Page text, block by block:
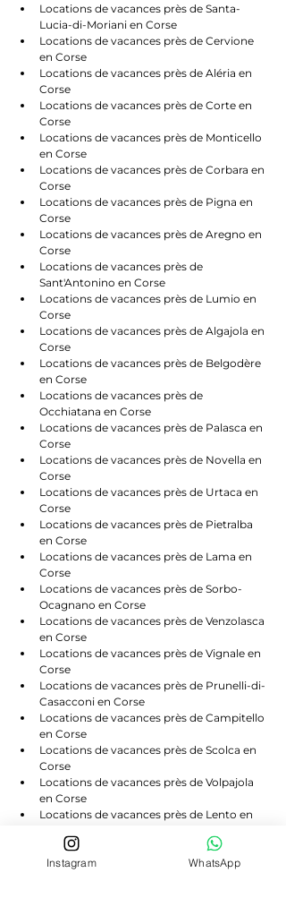
Locations de vacances près de Santa-
Lucia-di-Moriani en Corse
Locations de vacances près de Cervione
en Corse
Locations de vacances près de Aléria en
Corse
Locations de vacances près de Corte en
Corse
Locations de vacances près de Monticello
en Corse
Locations de vacances près de Corbara en
Corse
Locations de vacances près de Pigna en
Corse
Locations de vacances près de Aregno en
Corse
Locations de vacances près de
Sant'Antonino en Corse
Locations de vacances près de Lumio en
Corse
Locations de vacances près de Algajola en
Corse
Locations de vacances près de Belgodère
en Corse
Locations de vacances près de
Occhiatana en Corse
Locations de vacances près de Palasca en
Corse
Locations de vacances près de Novella en
Corse
Locations de vacances près de Urtaca en
Corse
Locations de vacances près de Pietralba
en Corse
Locations de vacances près de Lama en
Corse
Locations de vacances près de Sorbo-
Ocagnano en Corse
Locations de vacances près de Venzolasca
en Corse
Locations de vacances près de Vignale en
Corse
Locations de vacances près de Prunelli-di-
Casacconi en Corse
Locations de vacances près de Campitello
en Corse
Locations de vacances près de Scolca en
Corse
Locations de vacances près de Volpajola
en Corse
Locations de vacances près de Lento en
Locations de vacances près de Bigorno en
Corse
Instagram WhatsApp